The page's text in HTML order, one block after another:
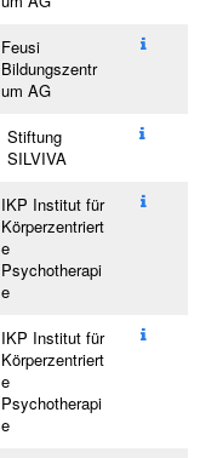
Feusi
Bildungszentr
um AG
Stiftung
SILVIVA
IKP Institut für
Körperzentriert
e
Psychotherapi
e
IKP Institut für
Körperzentriert
e
Psychotherapi
e